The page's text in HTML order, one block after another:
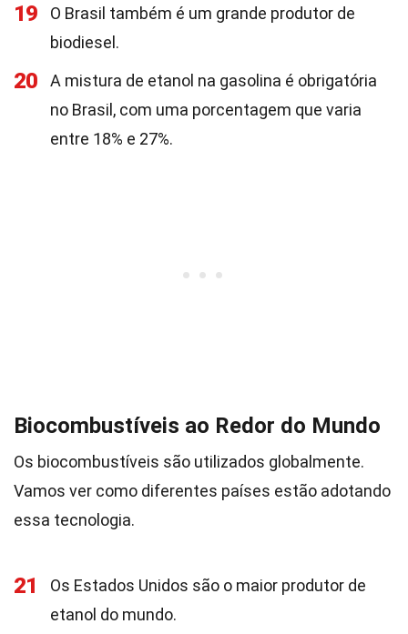
19
O Brasil também é um grande produtor de
biodiesel.
20
A mistura de etanol na gasolina é obrigatória
no Brasil, com uma porcentagem que varia
entre 18% e 27%.
Biocombustíveis ao Redor do Mundo
Os biocombustíveis são utilizados globalmente.
Vamos ver como diferentes países estão adotando
essa tecnologia.
21
Os Estados Unidos são o maior produtor de
etanol do mundo.